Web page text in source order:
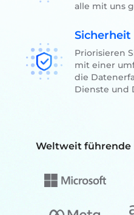
alle mit uns
Sicherheit
Priorisieren
mit einer
die
Dienste und
Weltweit führende